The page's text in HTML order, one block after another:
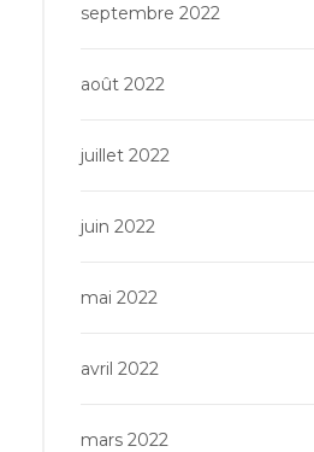
septembre 2022
août 2022
juillet 2022
juin 2022
mai 2022
avril 2022
mars 2022